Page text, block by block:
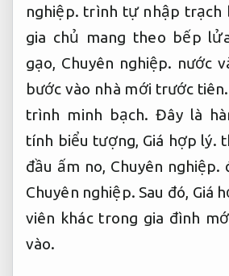
nghiệp. trình tự nhập trạch
gia chủ mang theo bếp
gạo, Chuyên nghiệp. nước
bước vào nhà mới trước tiên.
trình minh bạch. Đây là
tính biểu tượng, Giá hợp lý.
đầu ấm no, Chuyên nghiệp.
Chuyên nghiệp. Sau đó, Giá
viên khác trong gia đình
vào.